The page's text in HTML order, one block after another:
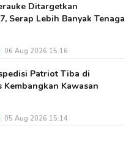
Ditargetkan
Serap Lebih Banyak Tenaga
06 Aug 2026 15:16
Patriot Tiba di
Kembangkan Kawasan
05 Aug 2026 15:14